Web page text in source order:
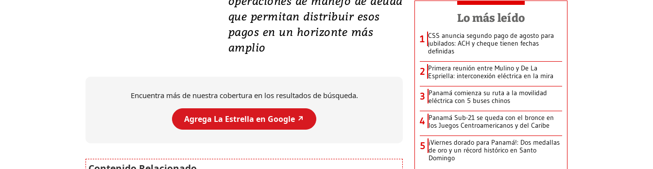
que permitan distribuir esos
pagos en un horizonte más
amplio
Encuentra más de nuestra cobertura en los resultados de búsqueda.
Agrega La Estrella en Google ↗️
Lo más leído
1 CSS anuncia segundo pago de agosto para
jubilados: ACH y cheque tienen fechas
definidas
2 Primera reunión entre Mulino y De La
Espriella: interconexión eléctrica en la mira
3 Panamá comienza su ruta a la movilidad
eléctrica con 5 buses chinos
4 Panamá Sub-21 se queda con el bronce en
los Juegos Centroamericanos y del Caribe
5 ¡Viernes dorado para Panamá!: Dos medallas
de oro y un récord histórico en Santo
Domingo